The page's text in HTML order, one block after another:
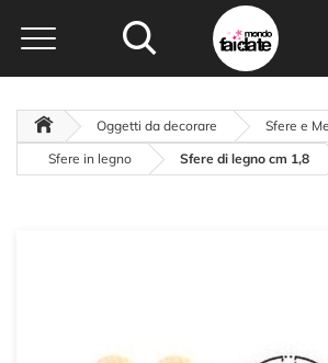
oltre
Oggetti da decorare
Sfere e
Sfere in legno
Sfere di legno cm 1,8